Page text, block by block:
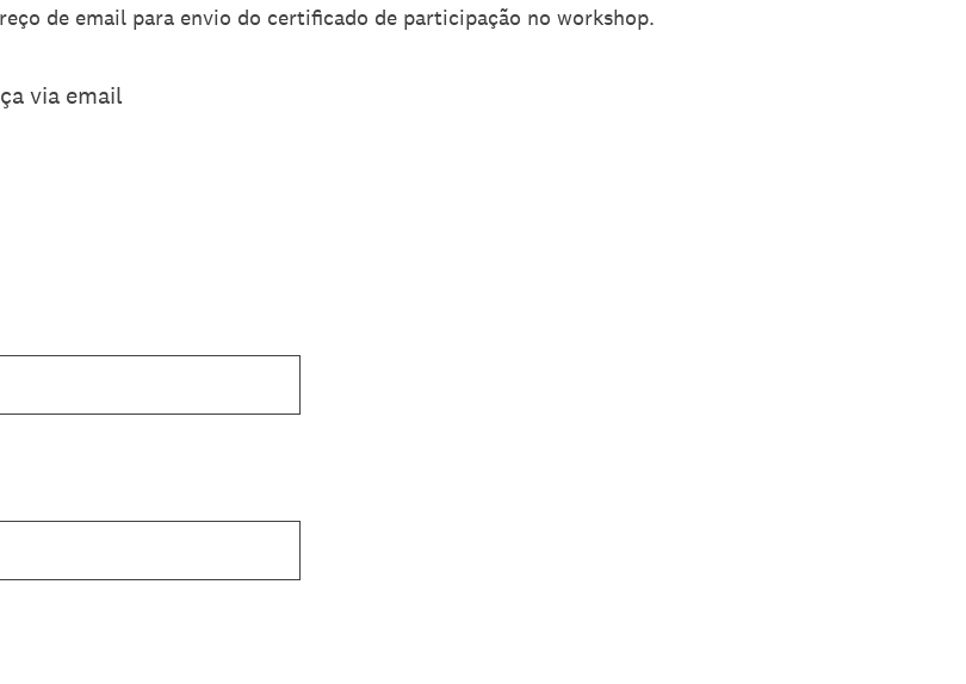
de email para envio do certificado de participação no workshop.
via email